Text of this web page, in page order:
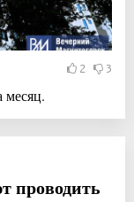
2 3
месяц.
проводить